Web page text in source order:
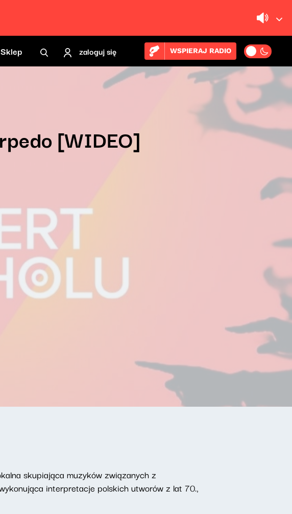
Sklep zaloguj się WSPIERAJ RADIO
[WIDEO]
skupiająca muzyków związanych z
interpretacje polskich utworów z lat 70.,